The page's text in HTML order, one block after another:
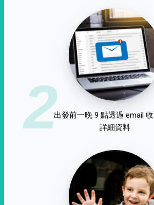
2出發前一晚 9 點透過 email
詳細資料